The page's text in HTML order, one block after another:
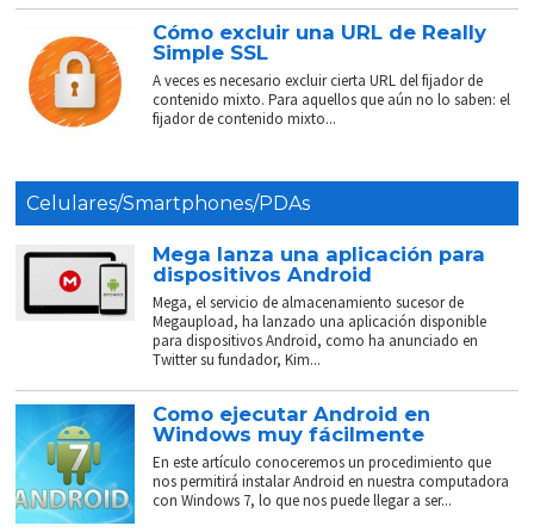
Cómo excluir una URL de Really
Simple SSL
A veces es necesario excluir cierta URL del fijador de
contenido mixto. Para aquellos que aún no lo saben: el
fijador de contenido mixto...
Celulares/Smartphones/PDAs
Mega lanza una aplicación para
dispositivos Android
Mega, el servicio de almacenamiento sucesor de
Megaupload, ha lanzado una aplicación disponible
para dispositivos Android, como ha anunciado en
Twitter su fundador, Kim...
Como ejecutar Android en
Windows muy fácilmente
En este artículo conoceremos un procedimiento que
nos permitirá instalar Android en nuestra computadora
con Windows 7, lo que nos puede llegar a ser...